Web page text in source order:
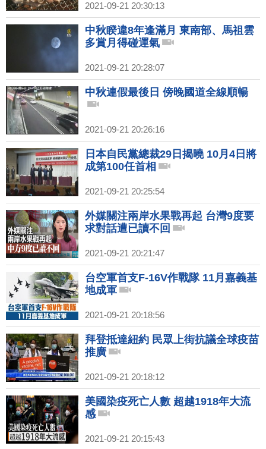
2021-09-21 20:30:13
中秋睽違8年逢滿月 東南部、馬祖雲
多賞月得碰運氣
2021-09-21 20:28:07
中秋連假最後日 傍晚國道全線順暢
2021-09-21 20:26:16
日本自民黨總裁29日揭曉 10月4日將
成第100任首相
2021-09-21 20:25:54
外媒關注兩岸水果戰再起 台灣9度要
求對話遭已讀不回
2021-09-21 20:21:47
台空軍首支F-16V作戰隊 11月嘉義基
地成軍
2021-09-21 20:18:56
拜登抵達紐約 民眾上街抗議全球疫苗
推廣
2021-09-21 20:18:12
美國染疫死亡人數 超越1918年大流
感
2021-09-21 20:15:43